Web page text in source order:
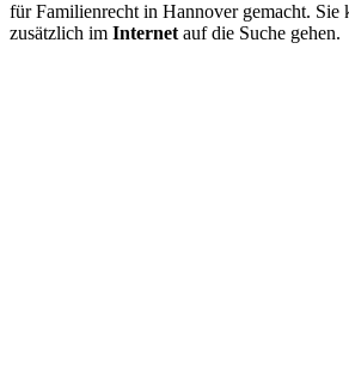
für Familienrecht in Hannover gemacht. Sie
zusätzlich im Internet auf die Suche gehen.